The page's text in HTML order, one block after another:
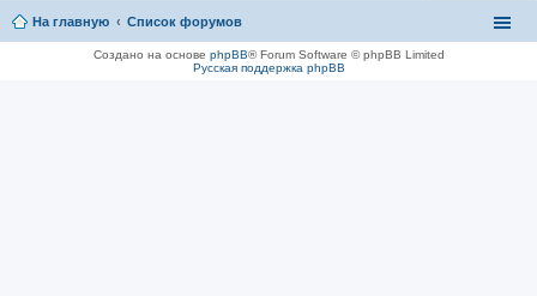
На главную Список форумов
Создано на основе phpBB® Forum Software © phpBB Limited
Русская поддержка phpBB